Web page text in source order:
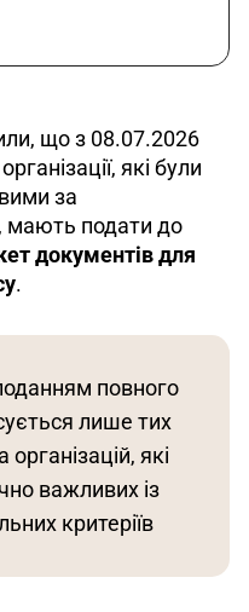
що з 08.07.2026
які були
за
мають подати до
документів для
.
повного
лише тих
які
важливих із
критеріїв